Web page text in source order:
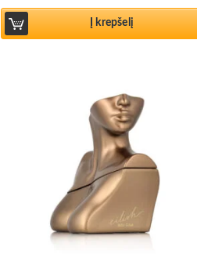
Į krepšelį